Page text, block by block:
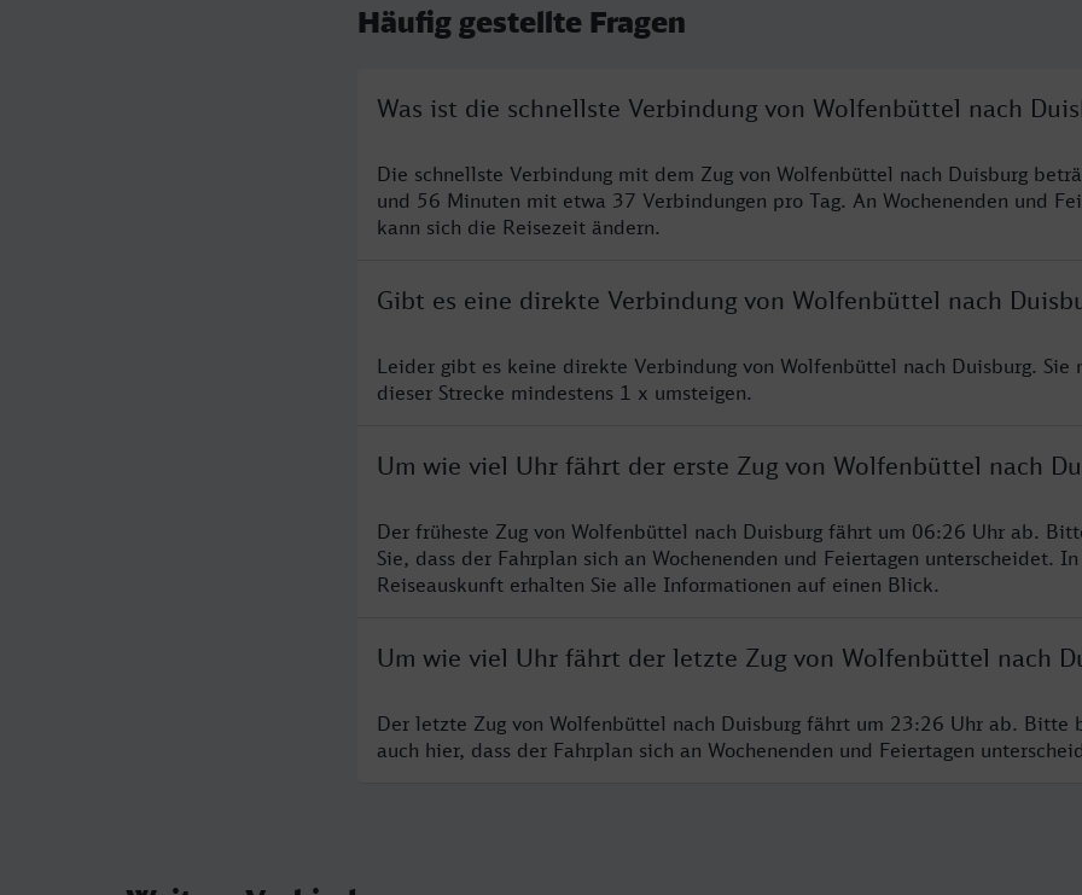
Häufig gestellte Fragen
Was ist die schnellste Verbindung von Wolfenbüttel nach
Die schnellste Verbindung mit dem Zug von Wolfenbüttel nach Duisburg
und 56 Minuten mit etwa 37 Verbindungen pro Tag. An Wochenenden und
kann sich die Reisezeit ändern.
Gibt es eine direkte Verbindung von Wolfenbüttel nach
Leider gibt es keine direkte Verbindung von Wolfenbüttel nach Duisburg. Sie
dieser Strecke mindestens 1 x umsteigen.
Um wie viel Uhr fährt der erste Zug von Wolfenbüttel nach
Der früheste Zug von Wolfenbüttel nach Duisburg fährt um 06:26 Uhr ab.
Sie, dass der Fahrplan sich an Wochenenden und Feiertagen unterscheidet.
Reiseauskunft erhalten Sie alle Informationen auf einen Blick.
Um wie viel Uhr fährt der letzte Zug von Wolfenbüttel nach
Der letzte Zug von Wolfenbüttel nach Duisburg fährt um 23:26 Uhr ab. Bitte
auch hier, dass der Fahrplan sich an Wochenenden und Feiertagen